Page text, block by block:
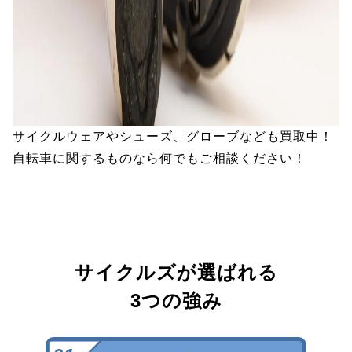
サイクルウェアやシューズ、グローブなども買取中！
自転車に関するものなら何でもご相談ください！
サイクルズが選ばれる
3つの強み